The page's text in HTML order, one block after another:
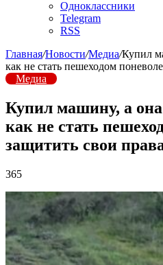
Одноклассники
Telegram
RSS
Главная/Новости/Медиа/Купил
как не стать пешеходом
Медиа
Купил машину, а она
как не стать
защитить свои
365